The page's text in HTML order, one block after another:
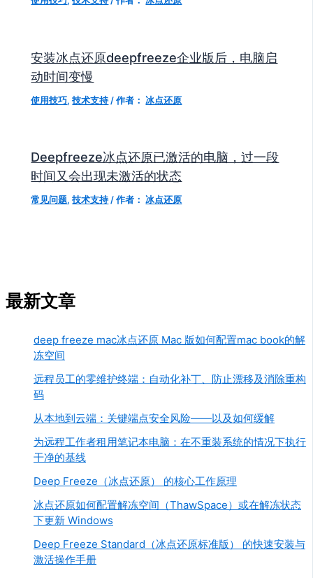
安装冰点还原deepfreeze企业版后，电脑启
动时间变慢
使用技巧,技术支持 / 作者： 冰点还原
Deepfreeze冰点还原已激活的电脑，过一段
时间又会出现未激活的状态
常见问题,技术支持 / 作者： 冰点还原
最新文章
deep freeze mac冰点还原 Mac 版如何配置mac book的解
冻空间
远程员工的零维护终端：自动化补丁、防止漂移及消除重构
码
从本地到云端：关键端点安全风险——以及如何缓解
为远程工作者租用笔记本电脑：在不重装系统的情况下执行
干净的基线
Deep Freeze（冰点还原） 的核心工作原理
冰点还原如何配置解冻空间（ThawSpace）或在解冻状态
下更新 Windows
Deep Freeze Standard（冰点还原标准版） 的快速安装与
激活操作手册